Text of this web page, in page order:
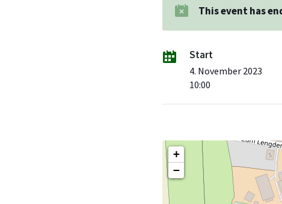
This event has
Start
4. November 2023
10:00
+
−